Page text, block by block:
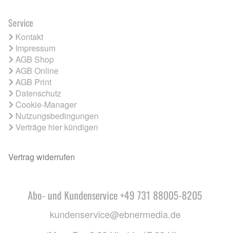
Service
Kontakt
Impressum
AGB Shop
AGB Online
AGB Print
Datenschutz
Cookie-Manager
Nutzungsbedingungen
Verträge hier kündigen
Vertrag widerrufen
Abo- und Kundenservice +49 731 88005-8205
kundenservice@ebnermedia.de